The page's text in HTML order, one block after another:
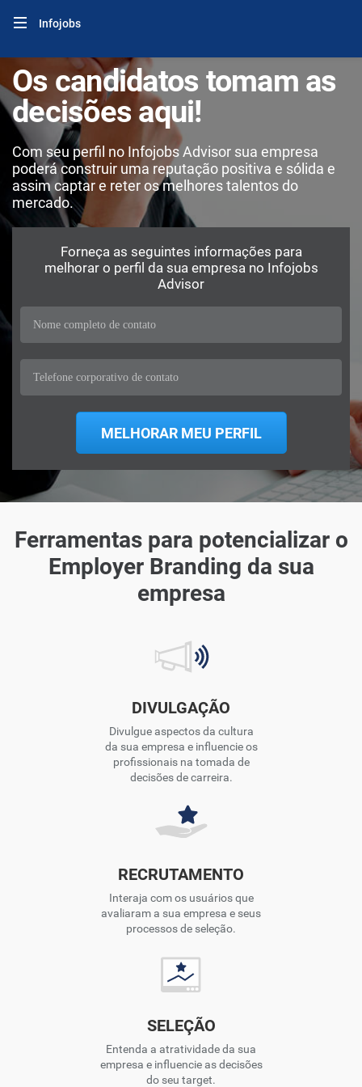
Infojobs
Os candidatos tomam as
decisões aqui!
Com seu perfil no Infojobs Advisor sua empresa
poderá construir uma reputação positiva e sólida e
assim captar e reter os melhores talentos do
mercado.
Forneça as seguintes informações para
melhorar o perfil da sua empresa no Infojobs
Advisor
Ferramentas para potencializar o
Employer Branding da sua
empresa
DIVULGAÇÃO
Divulgue aspectos da cultura
da sua empresa e influencie os
profissionais na tomada de
decisões de carreira.
RECRUTAMENTO
Interaja com os usuários que
avaliaram a sua empresa e seus
processos de seleção.
SELEÇÃO
Entenda a atratividade da sua
empresa e influencie as decisões
do seu target.